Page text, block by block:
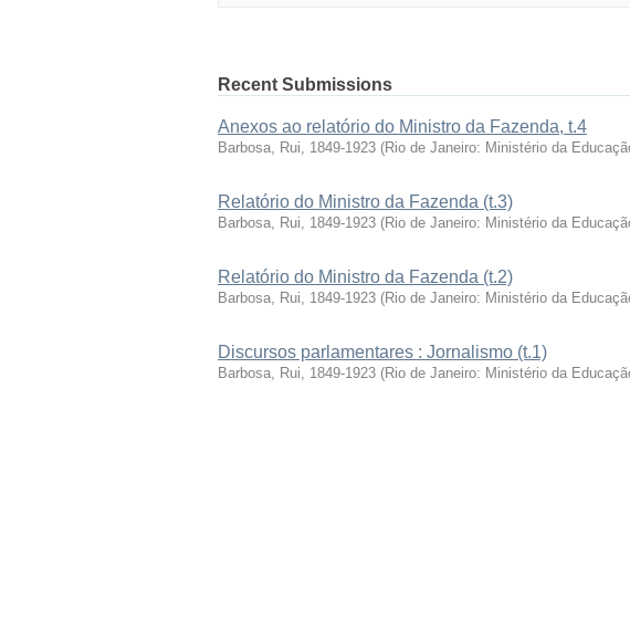
Recent Submissions
Anexos ao relatório do Ministro da Fazenda, t.4
Barbosa, Rui, 1849-1923 (Rio de Janeiro: Ministério da
Relatório do Ministro da Fazenda (t.3)
Barbosa, Rui, 1849-1923 (Rio de Janeiro: Ministério da
Relatório do Ministro da Fazenda (t.2)
Barbosa, Rui, 1849-1923 (Rio de Janeiro: Ministério da
Discursos parlamentares : Jornalismo (t.1)
Barbosa, Rui, 1849-1923 (Rio de Janeiro: Ministério da